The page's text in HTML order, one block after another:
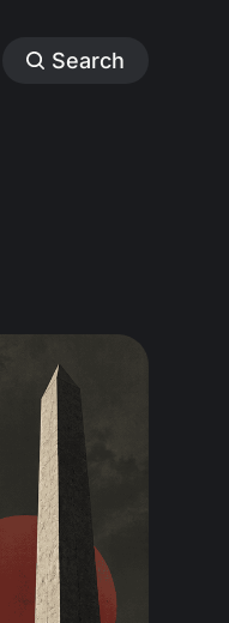
Search